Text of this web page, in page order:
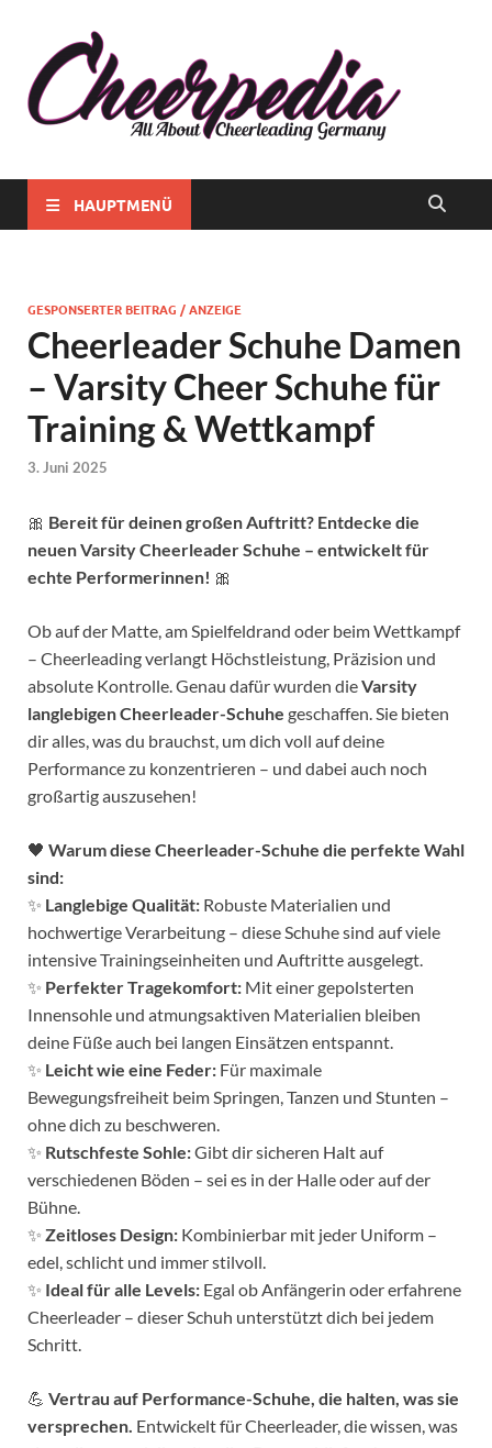
HAUPTMENÜ
GESPONSERTER BEITRAG / ANZEIGE
Cheerleader Schuhe Damen
– Varsity Cheer Schuhe für
Training & Wettkampf
3. Juni 2025
🎀 Bereit für deinen großen Auftritt? Entdecke die
neuen Varsity Cheerleader Schuhe – entwickelt für
echte Performerinnen! 🎀
Ob auf der Matte, am Spielfeldrand oder beim Wettkampf
– Cheerleading verlangt Höchstleistung, Präzision und
absolute Kontrolle. Genau dafür wurden dieVarsity
langlebigen Cheerleader-Schuhe geschaffen. Sie bieten
dir alles, was du brauchst, um dich voll auf deine
Performance zu konzentrieren – und dabei auch noch
großartig auszusehen!
🖤 Warum diese Cheerleader-Schuhe die perfekte Wahl
sind:
✨ Langlebige Qualität: Robuste Materialien und
hochwertige Verarbeitung – diese Schuhe sind auf viele
intensive Trainingseinheiten und Auftritte ausgelegt.
✨ Perfekter Tragekomfort: Mit einer gepolsterten
Innensohle und atmungsaktiven Materialien bleiben
deine Füße auch bei langen Einsätzen entspannt.
✨ Leicht wie eine Feder: Für maximale
Bewegungsfreiheit beim Springen, Tanzen und Stunten –
ohne dich zu beschweren.
✨ Rutschfeste Sohle:Gibt dir sicheren Halt auf
verschiedenen Böden – sei es in der Halle oder auf der
Bühne.
✨ Zeitloses Design: Kombinierbar mit jeder Uniform –
edel, schlicht und immer stilvoll.
✨ Ideal für alle Levels: Egal ob Anfängerin oder erfahrene
Cheerleader – dieser Schuh unterstützt dich bei jedem
Schritt.
💪 Vertrau auf Performance-Schuhe, die halten, was sie
versprechen. Entwickelt für Cheerleader, die wissen, was